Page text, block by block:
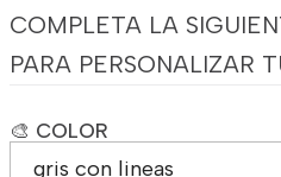
COMPLETA LA
PARA PERSONALIZAR
🎨 COLOR